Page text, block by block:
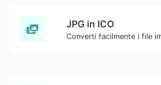
JPG in ICO